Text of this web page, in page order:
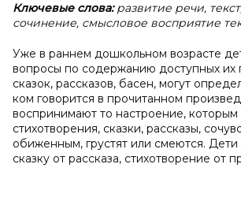
Ключевые слова:развитие речи,
сочинение, смысловое восприятие
Уже в раннем дошкольном возрасте
вопросы по содержанию доступных
сказок, рассказов, басен, могут
ком говорится в прочитанном
воспринимают то настроение,
стихотворения, сказки, рассказы,
обиженным, грустят или смеются. Дети
сказку от рассказа, стихотворение от